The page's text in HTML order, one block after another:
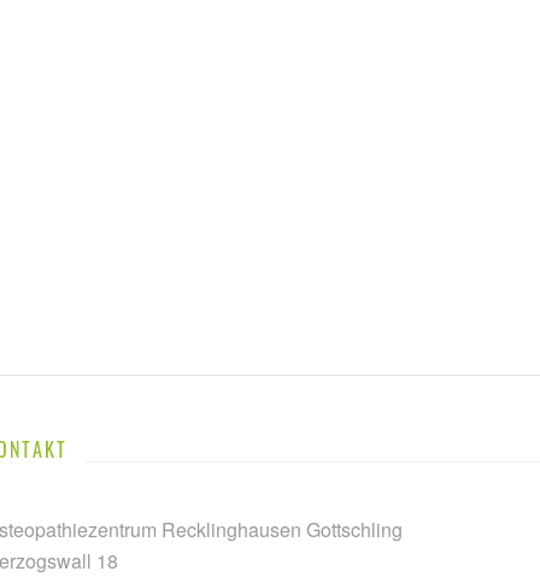
Recklinghausen Gottschling
18